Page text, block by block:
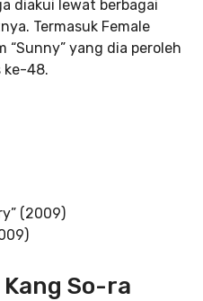
diakui lewat berbagai
Termasuk Female
yang dia peroleh
ke-48.
(2009)
So-ra